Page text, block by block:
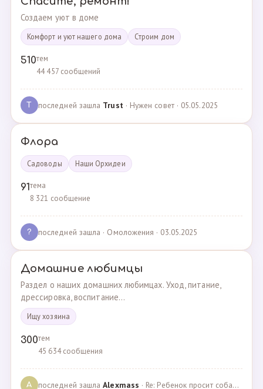
Создаем уют в доме
Комфорт и уют нашего дома Cтроим дом
510тем
44 457 сообщений
T последней зашла Trust · Нужен совет · 05.05.2025
Флора
Садоводы Наши Орхидеи
91тема
8 321 сообщение
? последней зашла · Омоложения · 03.05.2025
Домашние любимцы
Раздел о наших домашних любимцах. Уход, питание,
дрессировка, воспитание...
Ищу хозяина
300тем
45 634 сообщения
A последней зашлаAlexmass · Re: Ребенок просит собаку, посоветуйте какую породу… · 30.03.2025